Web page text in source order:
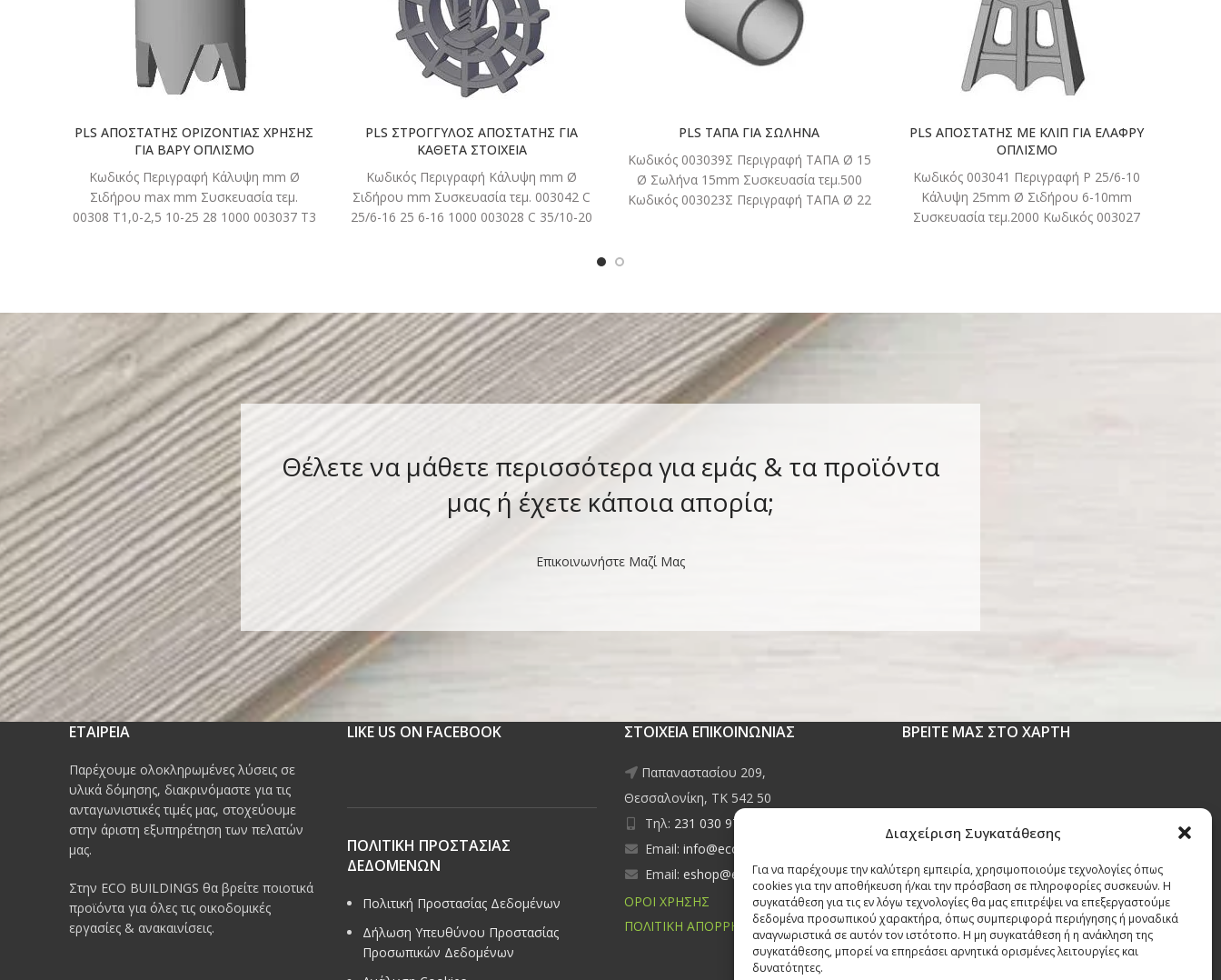
Διαχείριση Συγκατάθεσης
Για να παρέχουμε την καλύτερη εμπειρία, χρησιμοποιούμε τεχνολογίες όπως
cookies για την αποθήκευση ή/και την πρόσβαση σε πληροφορίες συσκευών. Η
συγκατάθεση για τις εν λόγω τεχνολογίες θα μας επιτρέψει να επεξεργαστούμε
δεδομένα προσωπικού χαρακτήρα, όπως συμπεριφορά περιήγησης ή μοναδικά
αναγνωριστικά σε αυτόν τον ιστότοπο. Η μη συγκατάθεση ή η ανάκληση της
συγκατάθεσης, μπορεί να επηρεάσει αρνητικά ορισμένες λειτουργίες και
δυνατότητες.
PLS ΑΠΟΣΤΑΤΗΣ ΟΡΙΖΟΝΤΙΑΣ ΧΡΗΣΗΣ
ΓΙΑ ΒΑΡΥ ΟΠΛΙΣΜΟ
Κωδικός Περιγραφή Κάλυψη mm Ø
Σιδήρου max mm Συσκευασία τεμ.
00308 Τ1,0-2,5 10-25 28 1000 003037 Τ3
PLS ΣΤΡΟΓΓΥΛΟΣ ΑΠΟΣΤΑΤΗΣ ΓΙΑ
ΚΑΘΕΤΑ ΣΤΟΙΧΕΙΑ
Κωδικός Περιγραφή Κάλυψη mm Ø
Σιδήρου mm Συσκευασία τεμ. 003042 C
25/6-16 25 6-16 1000 003028 C 35/10-20
PLS ΤΑΠΑ ΓΙΑ ΣΩΛΗΝΑ
Κωδικός 003039Σ Περιγραφή ΤΑΠΑ Ø 15
Ø Σωλήνα 15mm Συσκευασία τεμ.500
Κωδικός 003023Σ Περιγραφή ΤΑΠΑ Ø 22
PLS ΑΠΟΣΤΑΤΗΣ ΜΕ ΚΛΙΠ ΓΙΑ ΕΛΑΦΡΥ
ΟΠΛΙΣΜΟ
Κωδικός 003041 Περιγραφή P 25/6-10
Κάλυψη 25mm Ø Σιδήρου 6-10mm
Συσκευασία τεμ.2000 Κωδικός 003027
Θέλετε να μάθετε περισσότερα για εμάς & τα προϊόντα
μας ή έχετε κάποια απορία;
Επικοινωνήστε Μαζί Μας
ΕΤΑΙΡΕΙΑ
Παρέχουμε ολοκληρωμένες λύσεις σε
υλικά δόμησης, διακρινόμαστε για τις
ανταγωνιστικές τιμές μας, στοχεύουμε
στην άριστη εξυπηρέτηση των πελατών
μας.
Στην ECO BUILDINGS θα βρείτε ποιοτικά
προϊόντα για όλες τις οικοδομικές
εργασίες & ανακαινίσεις.
LIKE US ON FACEBOOK
ΠΟΛΙΤΙΚΗ ΠΡΟΣΤΑΣΙΑΣ
ΔΕΔΟΜΕΝΩΝ
Πολιτική Προστασίας Δεδομένων
Δήλωση Υπευθύνου Προστασίας
Προσωπικών Δεδομένων
ΣΤΟΙΧΕΙΑ ΕΠΙΚΟΙΝΩΝΙΑΣ
Παπαναστασίου 209,
Θεσσαλονίκη, ΤΚ 542 50
Τηλ: 231 030 9709
Email: info@ecobuildings.gr
Email: eshop@ecobuildings.gr
ΟΡΟΙ ΧΡΗΣΗΣ
ΠΟΛΙΤΙΚΗ ΑΠΟΡΡΗΤΟΥ
ΒΡΕΙΤΕ ΜΑΣ ΣΤΟ ΧΑΡΤΗ